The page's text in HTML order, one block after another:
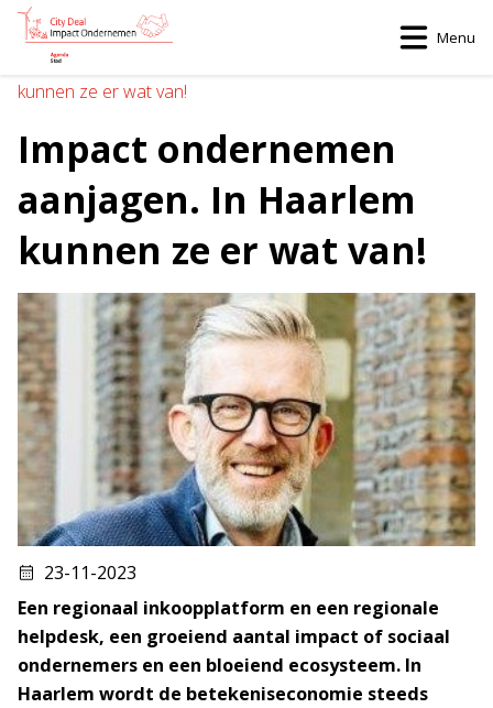
Menu
Home>
kunnen ze er wat van!
Impact ondernemen
aanjagen. In Haarlem
kunnen ze er wat van!
23-11-2023
Een regionaal inkoopplatform en een regionale
helpdesk, een groeiend aantal impact of sociaal
ondernemers en een bloeiend ecosysteem. In
Haarlem wordt de betekeniseconomie steeds